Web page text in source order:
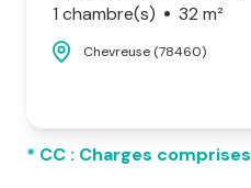
1 chambre(s)
32 m²
Chevreuse (78460)
* CC : Charges comprises